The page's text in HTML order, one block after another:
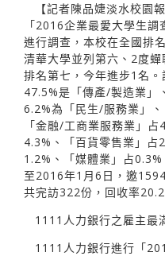
【記者陳品婕淡水校園
「2016企業最愛大學生
進行調查，本校在全國排
清華大學並列第六、2度
排名第七，今年進步1名
47.5%是「傳產∕製造業」
6.2%為「民生∕服務業」
「金融∕工商業服務業」
4.3%、「百貨零售業」占
1.2%、「媒體業」占
至2016年1月6日，邀
共完訪322份，回收率
1111人力銀行之雇主最
1111人力銀行進行「